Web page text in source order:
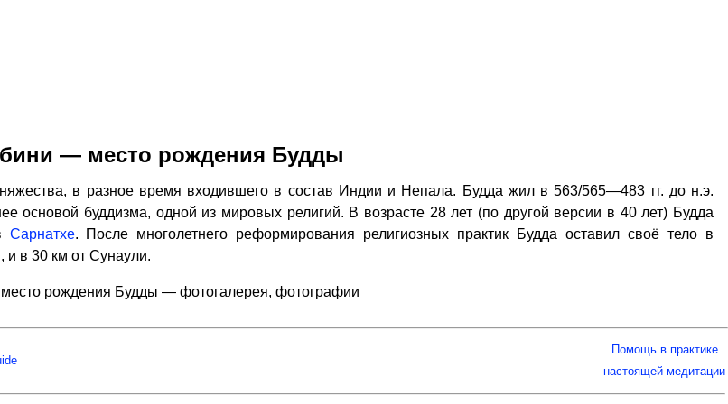
— место рождения Будды
в разное время входившего в состав Индии и Непала. Будда жил в 563/565—483 гг. до н.э.
основой буддизма, одной из мировых религий. В возрасте 28 лет (по другой версии в 40 лет) Будда
Сарнатхе. После многолетнего реформирования религиозных практик Будда оставил своё тело в
и в 30 км от Сунаули.
рождения Будды — фотогалерея, фотографии
Помощь в практике
настоящей медитации